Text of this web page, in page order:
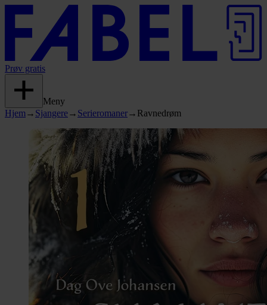
Prøv gratis
Meny
Hjem → Sjangere→ Serieromaner→ Ravnedrøm